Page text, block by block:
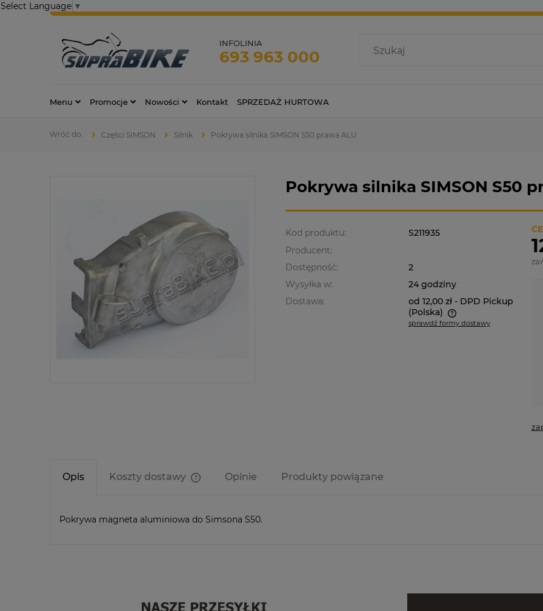
Select Language ▼
INFOLINIA
693 963 000
Menu Promocje Nowości Kontakt SPRZEDAŻ HURTOWA
Części SIMSON Silnik Pokrywa silnika SIMSON S50 prawa ALU
Pokrywa silnika SIMSON S50
Kod produktu:
S211935
Producent:
Dostępność:
2
Wysyłka w:
24 godziny
Dostawa:
od 12,00 zł - DPD Pickup
(Polska)
sprawdź formy dostawy
Opis Koszty dostawy
kosztów płatności
Opinie Produkty powiązane
Pokrywa magneta aluminiowa do Simsona S50.